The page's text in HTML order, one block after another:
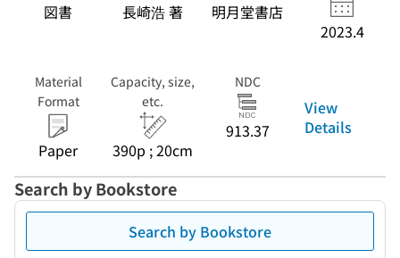
図書 長崎浩 著 明月堂書店
2023.4
Material
Format
Paper
Capacity, size,
etc.
390p ; 20cm
NDC
913.37
View
Details
Search by Bookstore
Search by Bookstore